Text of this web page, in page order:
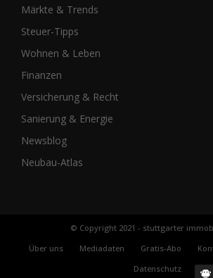
Märkte & Trends
Steuer-Tipps
Wohnen & Leben
Finanzen
Versicherung & Recht
Sanierung & Energie
Newsblog
Neubau-Atlas
© Copyright 2021 - stuttgarter
Über uns
Mediadaten Gratis-Abo
Datenschutz